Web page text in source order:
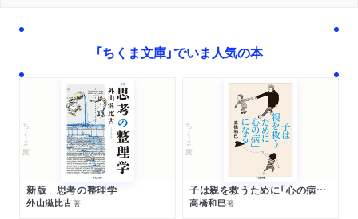
黒人のモデルたち
パンサー党員のモダンバレリーナモデル、バーバラ
アメリカの資本家から金を巻き上げてるのよ
白人が作りあげたセックスの神話
貧困のポケットの中には何が入っている？
広告会社はじめての仕事
キング牧師が殺された翌日のこと
ハーレムは私を育ててくれた
「ちくま文庫」でいま人気の本
ちくま文庫
新版 思考の整理学
外山滋比古著
ちくま文庫
子は親を救うために「心の病」になる
高橋和巳著